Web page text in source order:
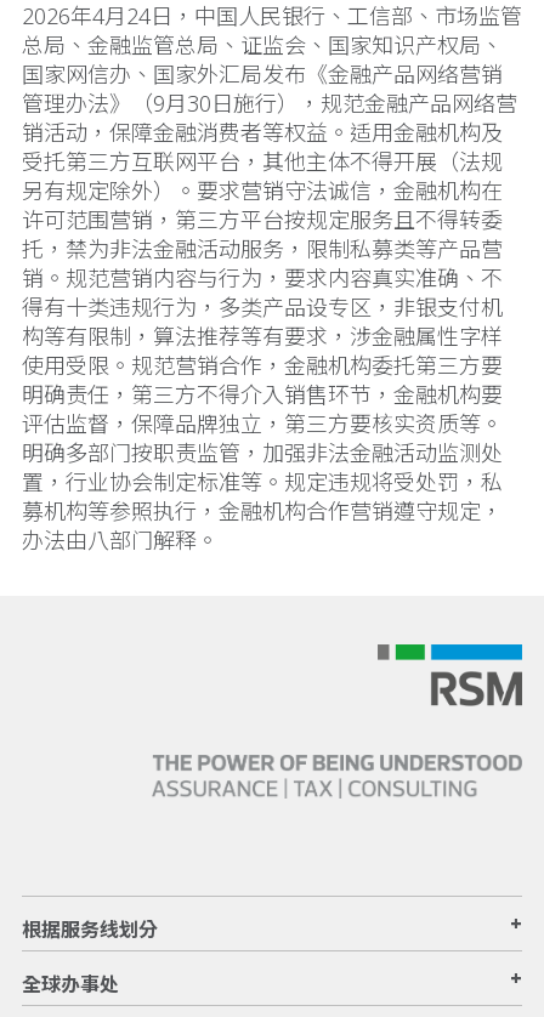
2026年4月24日，中国人民银行、工信部、市场监管
总局、金融监管总局、证监会、国家知识产权局、
国家网信办、国家外汇局发布《金融产品网络营销
管理办法》（9月30日施行），规范金融产品网络营
销活动，保障金融消费者等权益。适用金融机构及
受托第三方互联网平台，其他主体不得开展（法规
另有规定除外）。要求营销守法诚信，金融机构在
许可范围营销，第三方平台按规定服务且不得转委
托，禁为非法金融活动服务，限制私募类等产品营
销。规范营销内容与行为，要求内容真实准确、不
得有十类违规行为，多类产品设专区，非银支付机
构等有限制，算法推荐等有要求，涉金融属性字样
使用受限。规范营销合作，金融机构委托第三方要
明确责任，第三方不得介入销售环节，金融机构要
评估监督，保障品牌独立，第三方要核实资质等。
明确多部门按职责监管，加强非法金融活动监测处
置，行业协会制定标准等。规定违规将受处罚，私
募机构等参照执行，金融机构合作营销遵守规定，
办法由八部门解释。
根据服务线划分 +
全球办事处 +